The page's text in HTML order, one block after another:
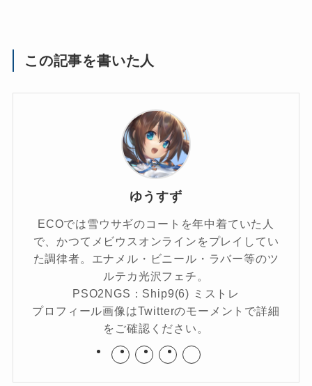
この記事を書いた人
ゆうすず
ECOでは雪ウサギのコートを年中着ていた人
で、かつてメビウスオンラインをプレイしてい
た調律者。エナメル・ビニール・ラバー等のツ
ルテカ光沢フェチ。
PSO2NGS：Ship9(6) ミストレ
プロフィール画像はTwitterのモーメントで詳細
をご確認ください。